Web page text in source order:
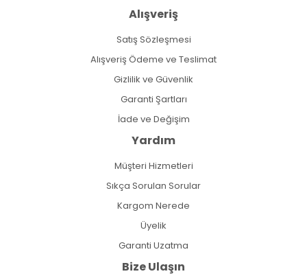
Alışveriş
Satış Sözleşmesi
Alışveriş Ödeme ve Teslimat
Gizlilik ve Güvenlik
Garanti Şartları
İade ve Değişim
Yardım
Müşteri Hizmetleri
Sıkça Sorulan Sorular
Kargom Nerede
Üyelik
Garanti Uzatma
Bize Ulaşın